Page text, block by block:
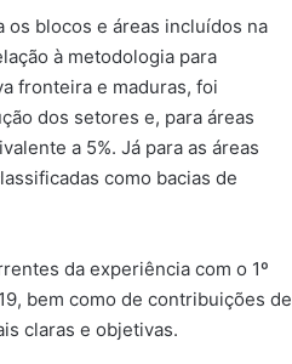
os blocos e áreas incluídos na
à metodologia para
fronteira e maduras, foi
dos setores e, para áreas
a 5%. Já para as áreas
como bacias de
da experiência com o 1º
bem como de contribuições de
claras e objetivas.